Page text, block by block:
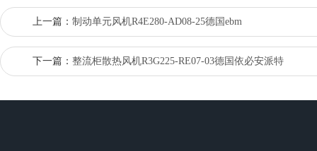
上一篇： 制动单元风机R4E280-AD08-25德国ebm
下一篇： 整流柜散热风机R3G225-RE07-03德国依必安派特